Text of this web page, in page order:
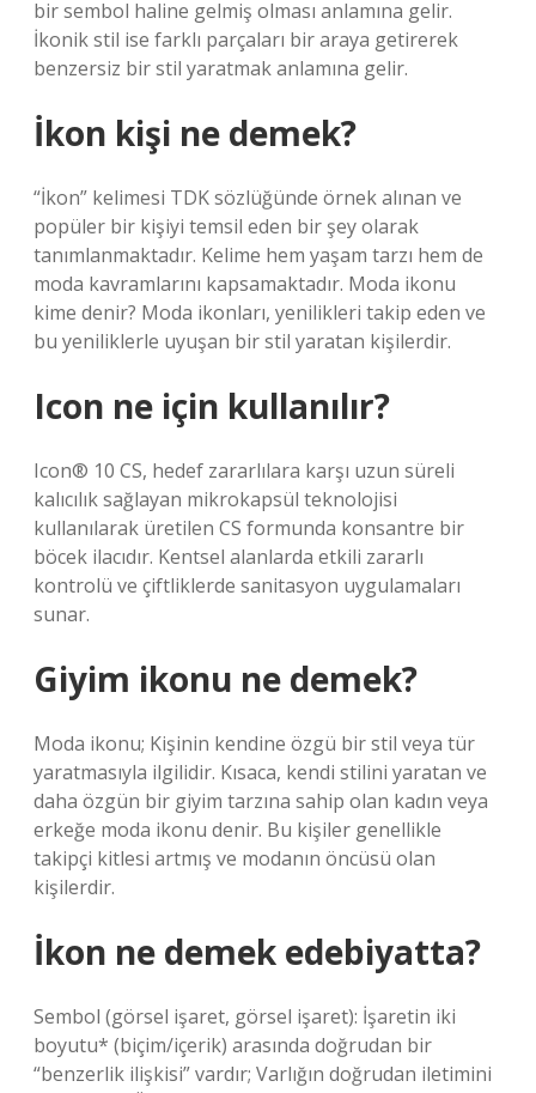
bir sembol haline gelmiş olması anlamına gelir.
İkonik stil ise farklı parçaları bir araya getirerek
benzersiz bir stil yaratmak anlamına gelir.
İkon kişi ne demek?
“İkon” kelimesi TDK sözlüğünde örnek alınan ve
popüler bir kişiyi temsil eden bir şey olarak
tanımlanmaktadır. Kelime hem yaşam tarzı hem de
moda kavramlarını kapsamaktadır. Moda ikonu
kime denir? Moda ikonları, yenilikleri takip eden ve
bu yeniliklerle uyuşan bir stil yaratan kişilerdir.
Icon ne için kullanılır?
Icon® 10 CS, hedef zararlılara karşı uzun süreli
kalıcılık sağlayan mikrokapsül teknolojisi
kullanılarak üretilen CS formunda konsantre bir
böcek ilacıdır. Kentsel alanlarda etkili zararlı
kontrolü ve çiftliklerde sanitasyon uygulamaları
sunar.
Giyim ikonu ne demek?
Moda ikonu; Kişinin kendine özgü bir stil veya tür
yaratmasıyla ilgilidir. Kısaca, kendi stilini yaratan ve
daha özgün bir giyim tarzına sahip olan kadın veya
erkeğe moda ikonu denir. Bu kişiler genellikle
takipçi kitlesi artmış ve modanın öncüsü olan
kişilerdir.
İkon ne demek edebiyatta?
Sembol (görsel işaret, görsel işaret): İşaretin iki
boyutu* (biçim/içerik) arasında doğrudan bir
“benzerlik ilişkisi” vardır; Varlığın doğrudan iletimini